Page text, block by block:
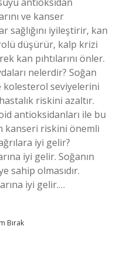
ve kanser
sağlığını iyileştirir, kan
düşürür, kalp krizi
kan pıhtılarını önler.
nelerdir? Soğan
seviyelerini
riskini azaltır.
antioksidanları ile bu
kanseri riskini önemli
iyi gelir?
iyi gelir. Soğanın
sahip olmasıdır.
iyi gelir.…
Bırak